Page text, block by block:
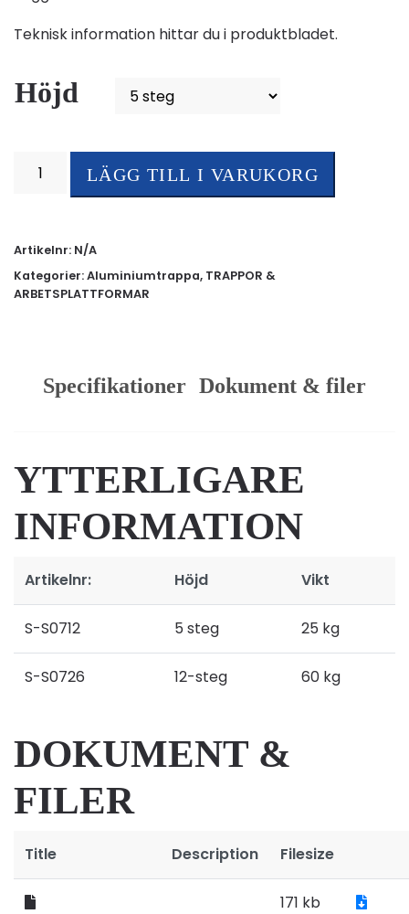
Teknisk information hittar du i produktbladet.
Höjd
Aluminiumtrappa
LÄGG TILL I VARUKORG
Artikelnr: N/A
Kategorier:Aluminiumtrappa, TRAPPOR &
ARBETSPLATTFORMAR
Specifikationer Dokument & filer
YTTERLIGARE
INFORMATION
Artikelnr: Höjd Vikt
S-S0712 5 steg 25 kg
S-S0726 12-steg 60 kg
DOKUMENT &
FILER
Title Description Filesize
171 kb